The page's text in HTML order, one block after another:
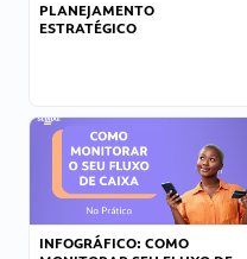
PLANEJAMENTO
ESTRATÉGICO
INFOGRÁFICO: COMO